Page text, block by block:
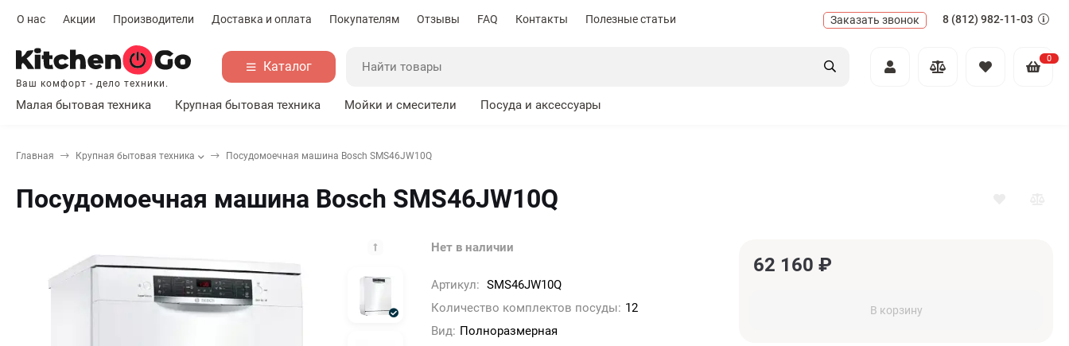
О нас Акции Производители Доставка и оплата Покупателям Отзывы FAQ Контакты Полезные статьи Заказать звонок 8 (812) 982-11-03
Ваш комфорт - дело техники.
Каталог
0
Малая бытовая техника Крупная бытовая техника Мойки и смесители Посуда и аксессуары
Главная Крупная бытовая техника Посудомоечная машина Bosch SMS46JW10Q
Посудомоечная машина Bosch SMS46JW10Q
Нет в наличии
Артикул: SMS46JW10Q
Количество комплектов посуды: 12
Вид: Полноразмерная
62 160 ₽
В корзину